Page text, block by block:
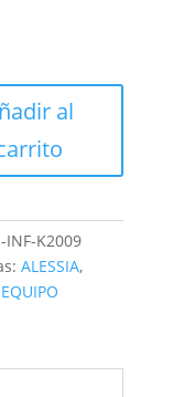
al
INF-K2009
ALESSIA,
EQUIPO